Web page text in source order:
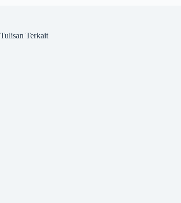
Tulisan Terkait